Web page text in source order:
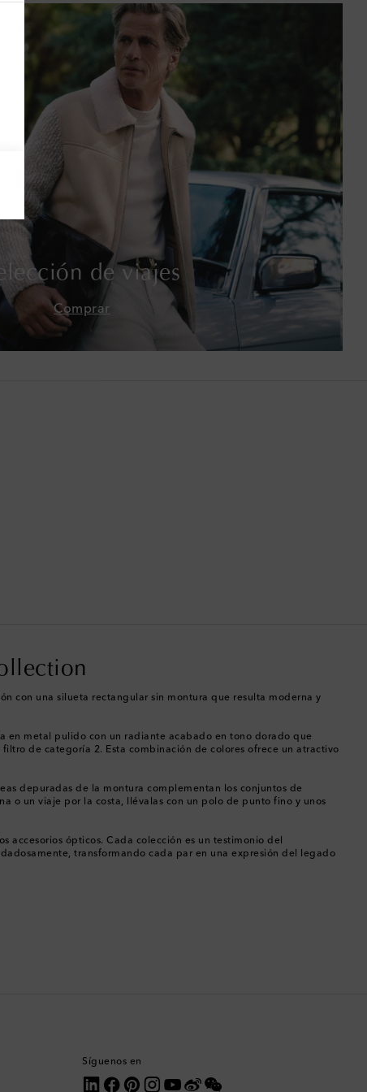
de viajes
Comprar
con una silueta rectangular sin montura que resulta moderna y
en metal pulido con un radiante acabado en tono dorado que
de categoría 2. Esta combinación de colores ofrece un atractivo
depuradas de la montura complementan los conjuntos de
o un viaje por la costa, llévalas con un polo de punto fino y unos
ópticos. Cada colección es un testimonio del
transformando cada par en una expresión del legado
Síguenos en
Austria
Azerbaiyán
Bahamas
Bangladés
Baréin
Bélgica
Chequia
Chile
Costa Rica